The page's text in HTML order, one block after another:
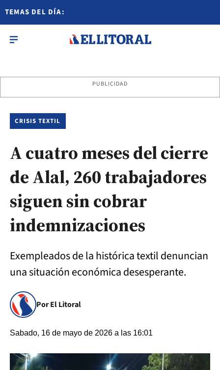
TEMAS DEL DÍA:
PUBLICIDAD
CRISIS TEXTIL
A cuatro meses del cierre
de Alal, 260 trabajadores
siguen sin cobrar
indemnizaciones
Exempleados de la histórica textil denuncian
una situación económica desesperante.
Por El Litoral
Sabado, 16 de mayo de 2026 a las 16:01